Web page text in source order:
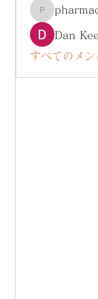
Dan
すべてのメン